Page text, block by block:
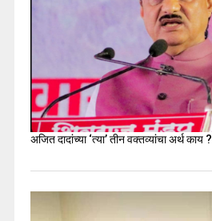
अजित दादांच्या ‘त्या’ तीन वक्तव्यांचा अर्थ काय ?